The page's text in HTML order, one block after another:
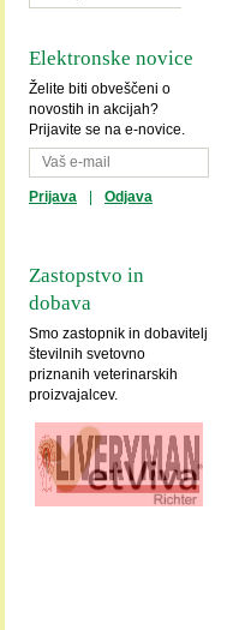
Elektronske novice
Želite biti obveščeni o
novostih in akcijah?
Prijavite se na e-novice.
Prijava Odjava
Zastopstvo in
dobava
Smo zastopnik in dobavitelj
številnih svetovno
priznanih veterinarskih
proizvajalcev.